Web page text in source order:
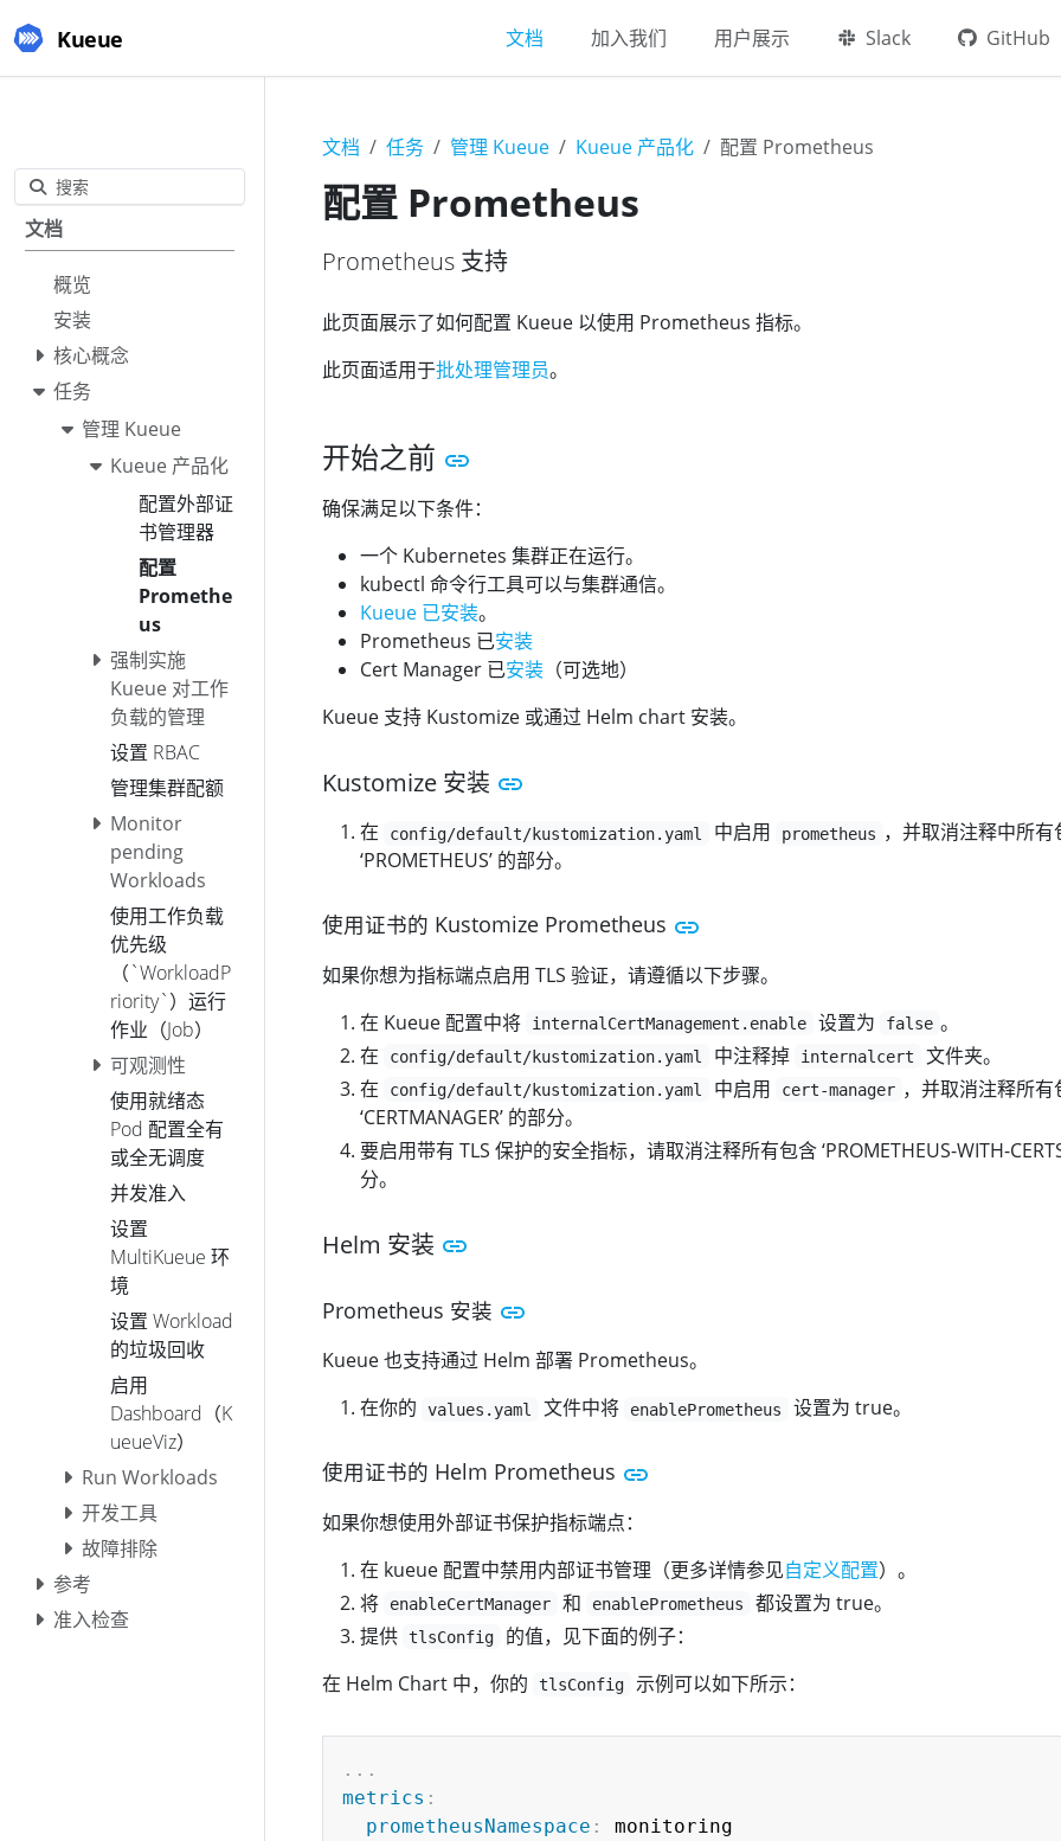
Kueue 文档 加入我们 用户展示 Slack GitHub
搜索
文档
概览
安装
核心概念
任务
管理 Kueue
Kueue 产品化
配置外部证
书管理器
配置
Promethe
us
强制实施
Kueue 对工作
负载的管理
设置 RBAC
管理集群配额
Monitor
pending
Workloads
使用工作负载
优先级
（`WorkloadP
riority`）运行
作业（Job）
可观测性
使用就绪态
Pod 配置全有
或全无调度
并发准入
设置
MultiKueue 环
境
设置 Workload
的垃圾回收
启用
Dashboard（K
ueueViz）
Run Workloads
开发工具
故障排除
参考
准入检查
文档 任务 管理 Kueue Kueue 产品化 配置 Prometheus
配置 Prometheus
Prometheus 支持
此页面展示了如何配置 Kueue 以使用 Prometheus 指标。
此页面适用于批处理管理员。
开始之前
确保满足以下条件：
一个 Kubernetes 集群正在运行。
kubectl 命令行工具可以与集群通信。
Kueue 已安装。
Prometheus 已安装
Cert Manager 已安装 （可选地）
Kueue 支持 Kustomize 或通过 Helm chart 安装。
Kustomize 安装
在 config/default/kustomization.yaml 中启用 prometheus ，并取消注释中所有
‘PROMETHEUS’ 的部分。
使用证书的 Kustomize Prometheus
如果你想为指标端点启用 TLS 验证，请遵循以下步骤。
在 Kueue 配置中将
internalCertManagement.enable 设置为 false 。
在
config/default/kustomization.yaml 中注释掉 internalcert
文件夹。
在
config/default/kustomization.yaml 中启用 cert-manager ，并取消注释所有
‘CERTMANAGER’ 的部分。
要启用带有 TLS 保护的安全指标，请取消注释所有包含 ‘PROMETHEUS-WITH-
分。
Helm 安装
Prometheus 安装
Kueue 也支持通过 Helm 部署 Prometheus。
在你的
values.yaml 文件中将 enablePrometheus 设置为 true。
使用证书的 Helm Prometheus
如果你想使用外部证书保护指标端点：
在 kueue 配置中禁用内部证书管理（更多详情参见自定义配置）。
将
enableCertManager 和 enablePrometheus
都设置为 true。
提供 tlsConfig
的值，见下面的例子：
在 Helm Chart 中，你的
tlsConfig 示例可以如下所示：
...
metrics :
prometheusNamespace :
monitoring